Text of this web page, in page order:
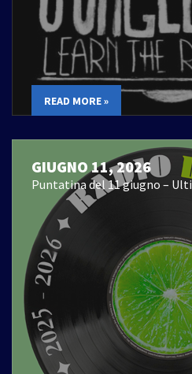
READ MORE »
GIUGNO 11, 2026
Puntatina del 11 giugno –